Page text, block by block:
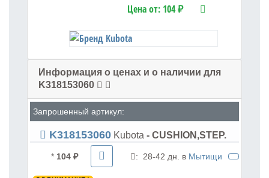
Цена от: 104 ₽
Информация о ценах и о наличии для
K318153060
Запрошенный артикул:
K318153060 Kubota - CUSHION,STEP.
* 104 ₽ : 28-42 дн. в Мытищи